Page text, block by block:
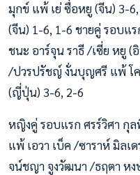
มุกข์ แพ้ เย่ ซื่อหยู (จีน) 3-
(จีน) 1-6, 1-6 ชายคู่ รอบแ
ชนะ อาร์จุน ราธี /เซี่ย หยู
/ปวรปรัชญ์ งั่นบุญศรี แพ้ โค
(ญี่ปุ่น) 3-6, 2-6
หญิงคู่ รอบแรก ศรร์วิศา กุ
แพ้ เอวา เบ็ค /ซาราห์ มิลเ
จน์ชญา จูงวัฒนา /ธฤตา ห